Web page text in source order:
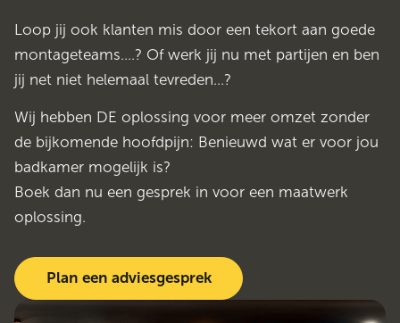
Loop jij ook klanten mis door een tekort aan goede
montageteams….? Of werk jij nu met partijen en ben
jij net niet helemaal tevreden…?
Wij hebben DE oplossing voor meer omzet zonder
de bijkomende hoofdpijn: Benieuwd wat er voor jou
badkamer mogelijk is?
Boek dan nu een gesprek in voor een maatwerk
oplossing.
Plan een adviesgesprek